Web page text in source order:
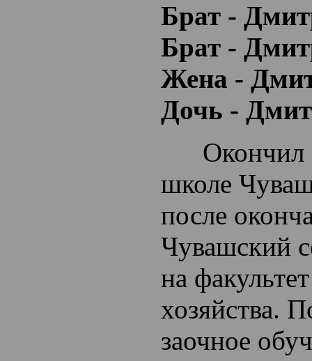
Брат -
Брат -
Жена -
Дочь -
Окончил
школе
после
Чувашский
на
хозяйства.
заочное